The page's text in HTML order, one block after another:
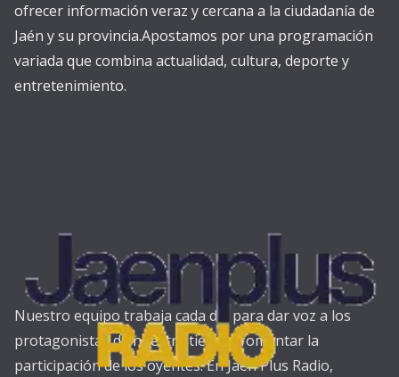
ofrecer información veraz y cercana a la ciudadanía de
Jaén y su provincia.Apostamos por una programación
variada que combina actualidad, cultura, deporte y
entretenimiento.
Nuestro equipo trabaja cada día para dar voz a los
protagonistas de nuestra tierra y fomentar la
participación de los oyentes. En Jaén Plus Radio,